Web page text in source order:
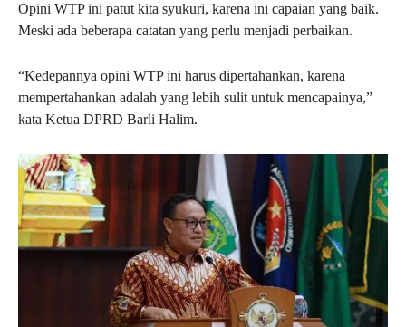
Opini WTP ini patut kita syukuri, karena ini capaian yang baik.
Meski ada beberapa catatan yang perlu menjadi perbaikan.
“Kedepannya opini WTP ini harus dipertahankan, karena
mempertahankan adalah yang lebih sulit untuk mencapainya,”
kata Ketua DPRD Barli Halim.